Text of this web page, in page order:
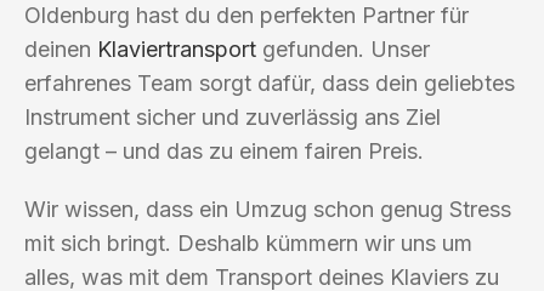
Oldenburg hast du den perfekten Partner für
deinen Klaviertransport gefunden. Unser
erfahrenes Team sorgt dafür, dass dein geliebtes
Instrument sicher und zuverlässig ans Ziel
gelangt – und das zu einem fairen Preis.
Wir wissen, dass ein Umzug schon genug Stress
mit sich bringt. Deshalb kümmern wir uns um
alles, was mit dem Transport deines Klaviers zu